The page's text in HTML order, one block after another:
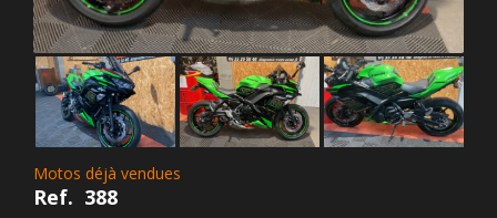
Motos déjà vendues
Ref. 388